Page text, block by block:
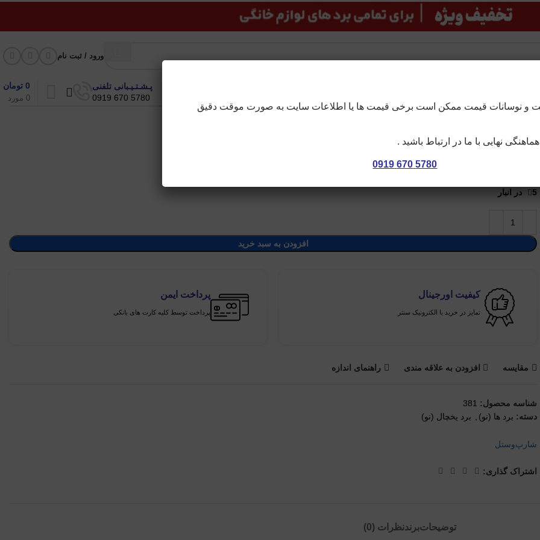
ورود / ثبت نام
پـشـتـیـبانی تلفنی
5780 670 0919
0 مورد
0 تومان
خانه برد ها (نو) برد یخچال (نو) نمایشگر یخچال فریزر شارپ وستل
نمایشگر یخچال فریزر شارپ وستل
5 در انبار
افزودن به سبد خرید
کیفیت اورجینال
تمایز در خرید با الکترونیک سنتر
پرداخت ایمن
پرداخت توسط کلیه کارت های بانکی
مقايسه افزودن به علاقه مندی راهنمای اندازه
شناسه محصول: 381
دسته: برد ها (نو) برد یخچال (نو)
شارپوستل
اشتراک گذاری:
توضیحاتبرندنظرات (0)
و نوسانات قیمت ممکن است برخی قیمت ها یا اطلاعات سایت به صورت موقت دقیق
نهایی با ما در ارتباط باشید .
5780 670 0919